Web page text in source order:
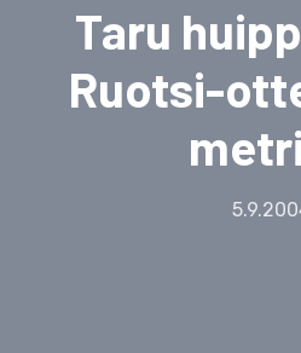
Taru
Ruotsi-